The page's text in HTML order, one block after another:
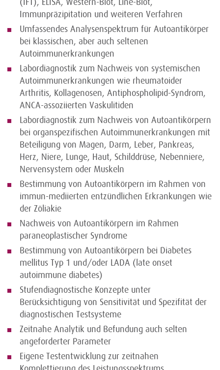
(IFT), ELISA, Western-Blot, Line-Blot,
Immunpräzipitation und weiteren Verfahren
Umfassendes Analysenspektrum für Autoantikörper
bei klassischen, aber auch seltenen
Autoimmunerkrankungen
Labordiagnostik zum Nachweis von systemischen
Autoimmunerkrankungen wie rheumatoider
Arthritis, Kollagenosen, Antiphospholipid-Syndrom,
ANCA-assoziierten Vaskulitiden
Labordiagnostik zum Nachweis von Autoantikörpern
bei organspezifischen Autoimmunerkrankungen mit
Beteiligung von Magen, Darm, Leber, Pankreas,
Herz, Niere, Lunge, Haut, Schilddrüse, Nebenniere,
Nervensystem oder Muskeln
Bestimmung von Autoantikörpern im Rahmen von
immun-mediierten entzündlichen Erkrankungen wie
der Zöliakie
Nachweis von Autoantikörpern im Rahmen
paraneoplastischer Syndrome
Bestimmung von Autoantikörpern bei Diabetes
mellitus Typ 1 und/oder LADA (late onset
autoimmune diabetes)
Stufendiagnostische Konzepte unter
Berücksichtigung von Sensitivität und Spezifität der
diagnostischen Testsysteme
Zeitnahe Analytik und Befundung auch selten
angeforderter Parameter
Eigene Testentwicklung zur zeitnahen